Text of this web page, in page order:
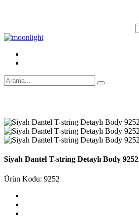
Siyah Dantel T-string Detaylı Body 9252
Ürün Kodu: 9252